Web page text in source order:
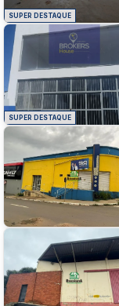
SUPER DESTAQUE
SUPER DESTAQUE